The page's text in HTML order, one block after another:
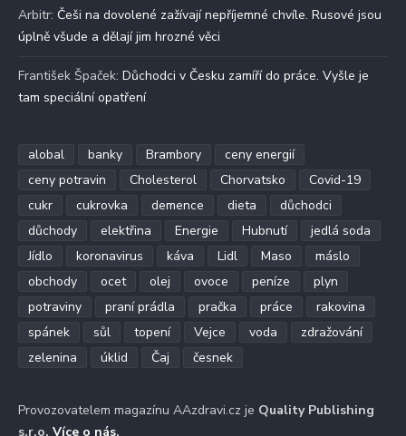
Arbitr: Češi na dovolené zažívají nepříjemné chvíle. Rusové jsou
úplně všude a dělají jim hrozné věci
František Špaček: Důchodci v Česku zamíří do práce. Vyšle je
tam speciální opatření
alobal banky Brambory
ceny energií
ceny potravin
Cholesterol Chorvatsko
Covid-19
cukr
cukrovka demence dieta
důchodci
důchody
elektřina Energie Hubnutí
jedlá soda
Jídlo
koronavirus káva Lidl Maso
máslo
obchody
ocet olej ovoce peníze
plyn
potraviny
praní prádla pračka práce
rakovina
spánek
sůl topení Vejce voda
zdražování
zelenina
úklid Čaj česnek
Provozovatelem magazínu AAzdravi.cz je Quality Publishing
s.r.o. Více o nás.